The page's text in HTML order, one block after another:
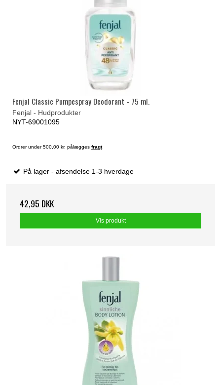
Fenjal Classic Pumpespray Deodorant - 75 ml.
Fenjal - Hudprodukter
NYT-69001095
Ordrer under 500,00 kr. pålægges fragt
På lager - afsendelse 1-3 hverdage
42,95 DKK
Vis produkt